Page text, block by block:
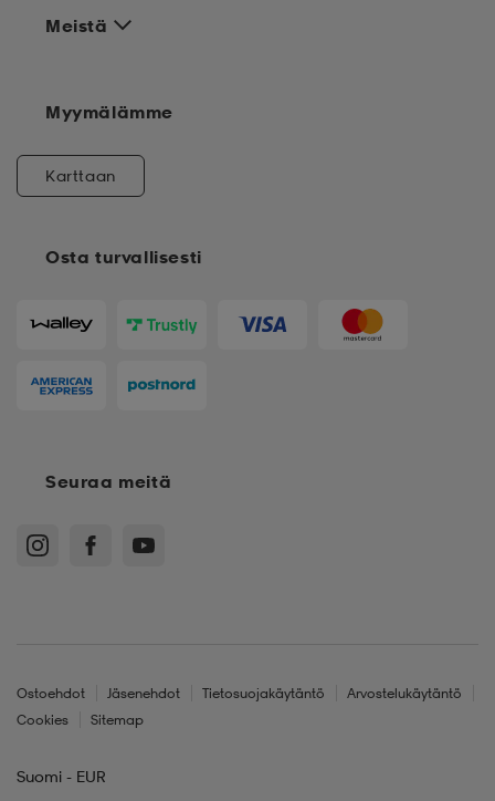
Meistä
Osta turvallisesti
Myymälämme
Karttaan
Seuraa meitä
Ostoehdot Jäsenehdot Tietosuojakäytäntö
Arvostelukäytäntö
Cookies
Sitemap
Suomi - EUR